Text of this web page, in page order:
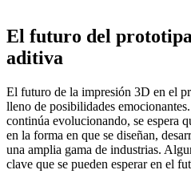
El futuro del
aditiva
El futuro de la impresión 3D en el
lleno de posibilidades
continúa evolucionando, se espera
en la forma en que se diseñan,
una amplia gama de industrias.
clave que se pueden esperar en el